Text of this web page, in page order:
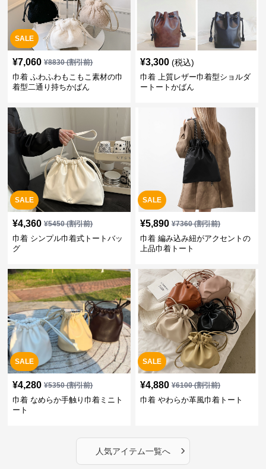
SALE
¥7,060 ¥8830(割引前)
巾着 ふわふわもこもこ素材の巾
着型二通り持ちかばん
¥3,300 (税込)
巾着 上質レザー巾着型ショルダ
ートートかばん
SALE
¥4,360 ¥5450(割引前)
巾着 シンプル巾着式トートバッ
グ
SALE
¥5,890 ¥7360(割引前)
巾着 編み込み紐がアクセントの
上品巾着トート
SALE
¥4,280 ¥5350(割引前)
巾着 なめらか手触り巾着ミニト
ート
SALE
¥4,880 ¥6100(割引前)
巾着 やわらか革風巾着トート
人気アイテム一覧へ ›